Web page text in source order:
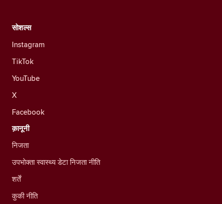
सोशल्स
Instagram
TikTok
YouTube
X
Facebook
क़ानूनी
निजता
उपभोक्ता स्वास्थ्य डेटा निजता नीति
शर्तें
कुकी नीति